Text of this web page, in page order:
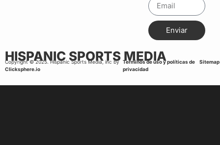
Enviar
HISPANIC SPORTS MEDIA
Copyright © 2025. Hispanic Sports Media, inc by
Clicksphere.io
Terminos de uso y políticas de
privacidad
Sitemap